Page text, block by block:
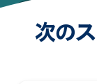
次の